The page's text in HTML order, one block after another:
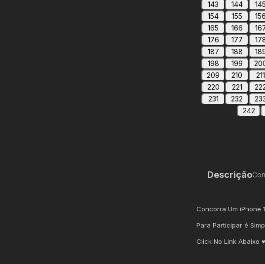
143
144 145
154
155 156
165
166
176
177
187
188
198
199
209
210 211
220
221
231
232
242
Descrição
Concorra Um iPhone
Para Participar é
Click No Link Abaixo ♥️